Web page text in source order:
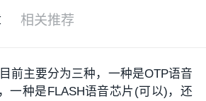
相关推荐
目前主要分为三种，一种是OTP语音
一种是FLASH语音芯片(可以)，还